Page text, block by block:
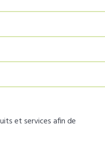
et services afin de